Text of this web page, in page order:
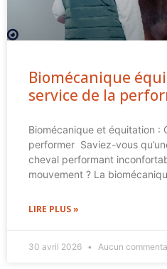
Biomécanique
service de la
Biomécanique et équitation :
performer Saviez-vous
cheval performant
mouvement ? La
LIRE PLUS »
30 avril 2026 Aucun